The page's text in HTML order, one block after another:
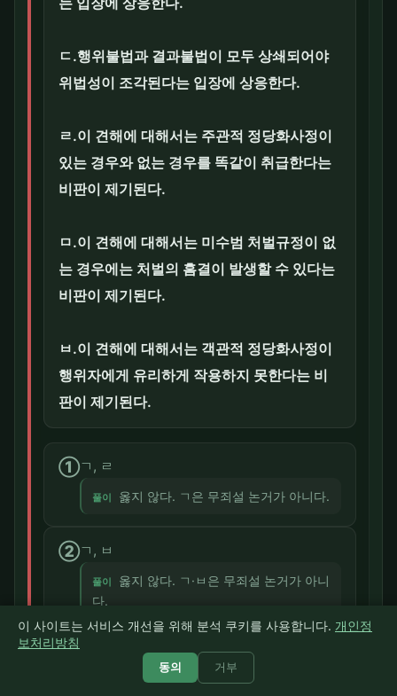
ㄷ.행위불법과 결과불법이 모두 상쇄되어야
위법성이 조각된다는 입장에 상응한다.
ㄹ.이 견해에 대해서는 주관적 정당화사정이
있는 경우와 없는 경우를 똑같이 취급한다는
비판이 제기된다.
ㅁ.이 견해에 대해서는 미수범 처벌규정이 없
는 경우에는 처벌의 흠결이 발생할 수 있다는
비판이 제기된다.
ㅂ.이 견해에 대해서는 객관적 정당화사정이
행위자에게 유리하게 작용하지 못한다는 비
판이 제기된다.
①ㄱ, ㄹ
풀이 옳지 않다. ㄱ은 무죄설 논거가 아니다.
②ㄱ, ㅂ
풀이
옳지 않다. ㄱ·ㅂ은 무죄설 논거가 아니
다.
정답
옳다(정답). ㄴ(결과불법만 고려)·ㄹ(주
이 사이트는 서비스 개선을 위해 분석 쿠키를 사용합니다. 개인정
보처리방침
동의 거부